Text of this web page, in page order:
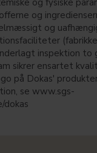
og fysiske
og
og
inspektion to
sikrer ensartet
på Dokas'
se www.sgs-
dokas